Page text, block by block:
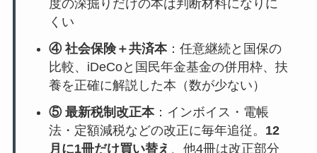
度の深掘りだけの本は判断材料になりに
くい
④ 社会保険＋共済本：任意継続と国保の
比較、iDeCoと国民年金基金の併用枠、扶
養を正確に解説した本（数が少ない）
⑤ 最新税制改正本：インボイス・電帳
法・定額減税などの改正に毎年追従。 12
月に1冊だけ買い替え 、他4冊は改正部分